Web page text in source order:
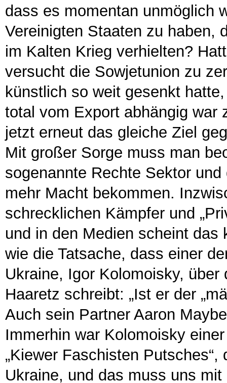
dass es momentan unmöglich
Vereinigten Staaten zu haben,
im Kalten Krieg verhielten?
versucht die Sowjetunion zu
künstlich so weit gesenkt
total vom Export abhängig war
jetzt erneut das gleiche Ziel
Mit großer Sorge muss man
sogenannte Rechte Sektor
mehr Macht bekommen.
schrecklichen Kämpfer und
und in den Medien scheint
wie die Tatsache, dass einer
Ukraine, Igor Kolomoisky,
Haaretz schreibt: „Ist er der
Auch sein Partner Aaron
Immerhin war Kolomoisky
„Kiewer Faschisten
Ukraine, und das muss uns